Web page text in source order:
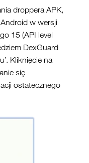
droppera APK,
w wersji
15 (API level
DexGuard
Kliknięcie na
się
ostatecznego